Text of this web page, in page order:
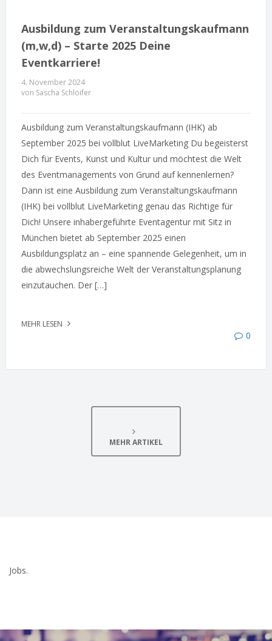
Ausbildung zum Veranstaltungskaufmann
(m,w,d) – Starte 2025 Deine
Eventkarriere!
4. November 2024
von Sascha Schloifer
Ausbildung zum Veranstaltungskaufmann (IHK) ab
September 2025 bei vollblut LiveMarketing Du begeisterst
Dich für Events, Kunst und Kultur und möchtest die Welt
des Eventmanagements von Grund auf kennenlernen?
Dann ist eine Ausbildung zum Veranstaltungskaufmann
(IHK) bei vollblut LiveMarketing genau das Richtige für
Dich! Unsere inhabergeführte Eventagentur mit Sitz in
München bietet ab September 2025 einen
Ausbildungsplatz an – eine spannende Gelegenheit, um in
die abwechslungsreiche Welt der Veranstaltungsplanung
einzutauchen. Der […]
MEHR LESEN
0
MEHR ARTIKEL
Jobs.